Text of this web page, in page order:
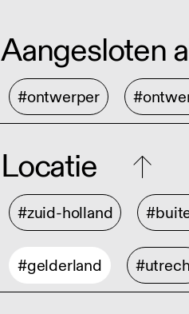
Aangesloten
#ontwerper
Locatie
#zuid-holland
#gelderland